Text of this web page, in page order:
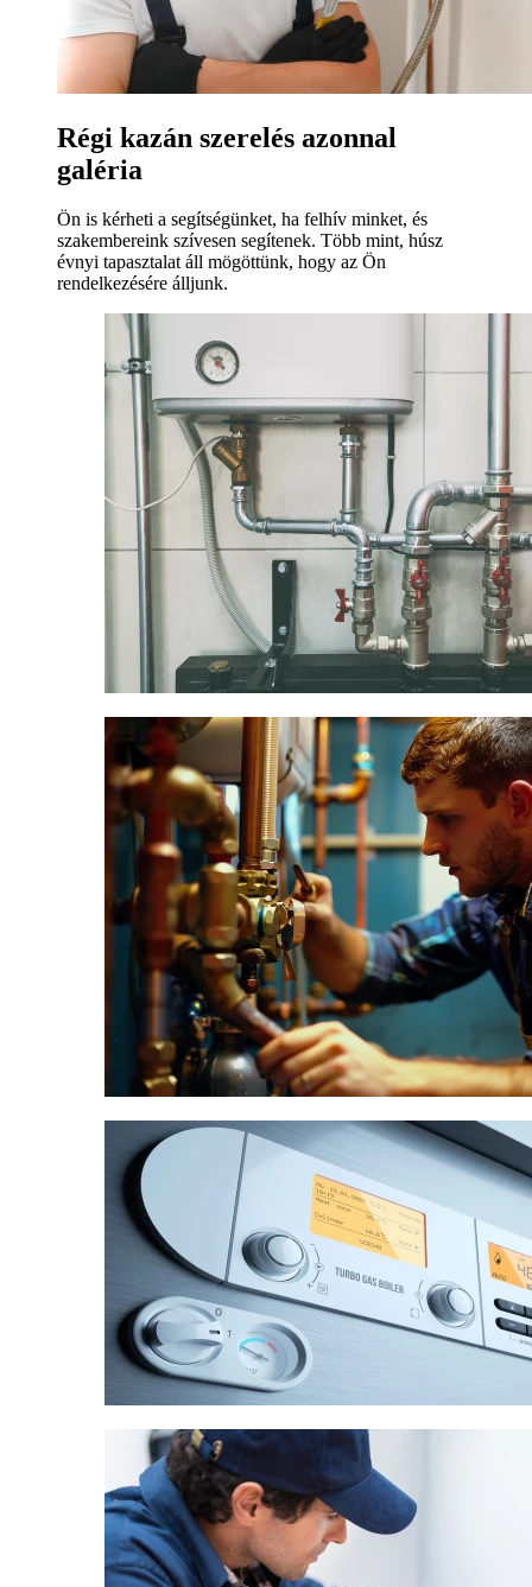
Régi kazán szerelés azonnal
galéria
Ön is kérheti a segítségünket, ha felhív minket, és
szakembereink szívesen segítenek. Több mint, húsz
évnyi tapasztalat áll mögöttünk, hogy az Ön
rendelkezésére álljunk.